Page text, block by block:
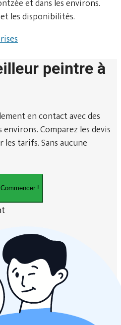
et dans les environs.
les disponibilités.
peintre à
en contact avec des
Comparez les devis
tarifs. Sans aucune
Commencer !